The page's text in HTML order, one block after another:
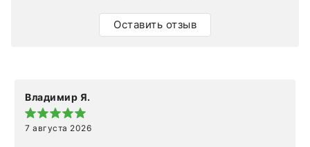
Оставить отзыв
Владимир Я.
7 августа 2026